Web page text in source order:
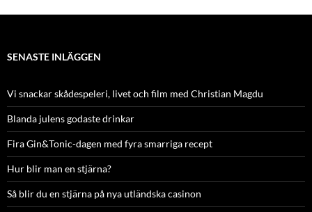
SENASTE INLÄGGEN
Vi snackar skådespeleri, livet och film med Christian Magdu
Blanda julens godaste drinkar
Fira Gin&Tonic-dagen med fyra smarriga recept
Hur blir man en stjärna?
Så blir du en stjärna på nya utländska casinon